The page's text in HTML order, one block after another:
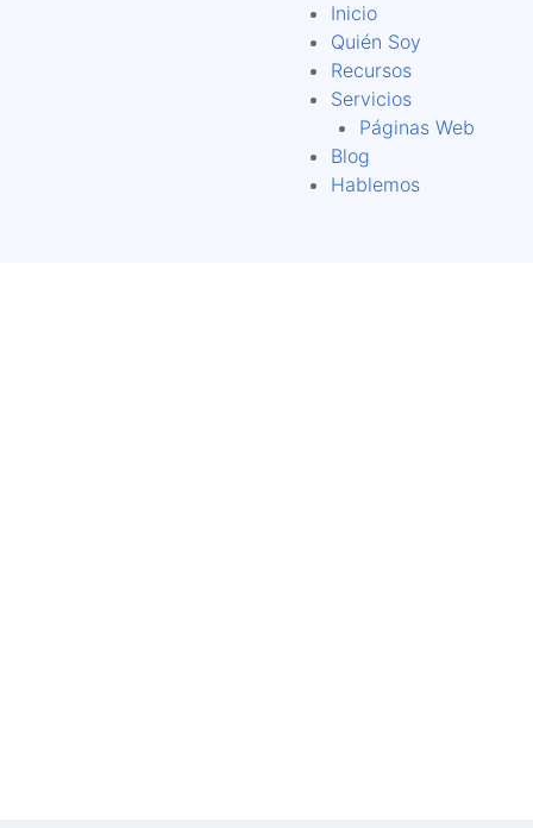
Inicio
Quién Soy
Recursos
Servicios
Páginas Web
Blog
Hablemos